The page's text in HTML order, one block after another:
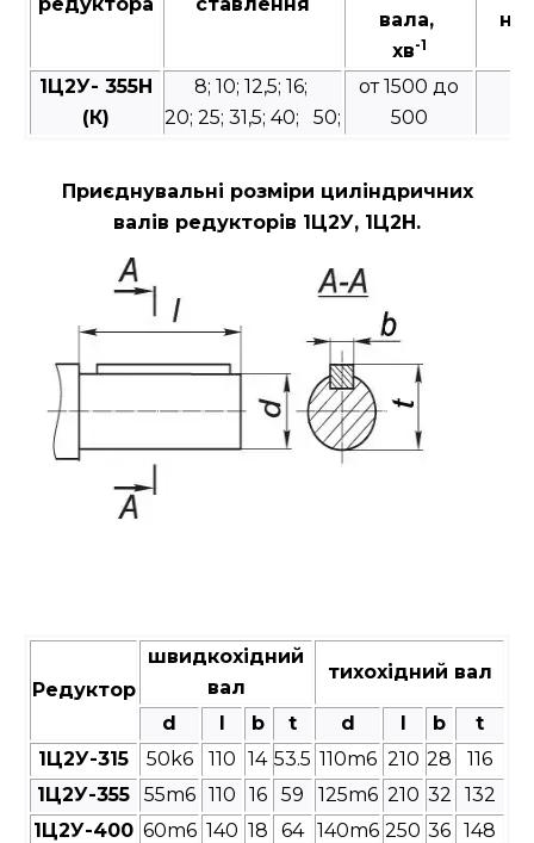
вала,
хв-1
на
1Ц2У- 355Н
(К)
8; 10; 12,5; 16;
20; 25; 31,5; 40; 50;
от 1500 до
500
Приєднувальні розміри циліндричних
валів редукторів 1Ц2У, 1Ц2Н.
Редуктор
швидкохідний
вал
тихохідний вал
d l b t d l b
t
1Ц2У-315
50k6 110 14 53.5 110m6 210 28
116
1Ц2У-355
55m6 110 16 59 125m6 210 32
132
1Ц2У-400 60m6 140 18 64 140m6 250 36 148